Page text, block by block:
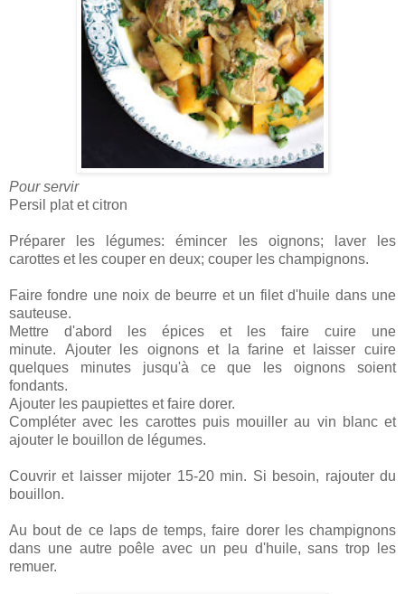
Pour servir
Persil plat et citron
Préparer les légumes: émincer les oignons; laver les
carottes et les couper en deux; couper les champignons.
Faire fondre une noix de beurre et un filet d'huile dans une
sauteuse.
Mettre d'abord les épices et les faire cuire une
minute. Ajouter les oignons et la farine et laisser cuire
quelques minutes jusqu'à ce que les oignons soient
fondants.
Ajouter les paupiettes et faire dorer.
Compléter avec les carottes puis mouiller au vin blanc et
ajouter le bouillon de légumes.
Couvrir et laisser mijoter 15-20 min. Si besoin, rajouter du
bouillon.
Au bout de ce laps de temps, faire dorer les champignons
dans une autre poêle avec un peu d'huile, sans trop les
remuer.